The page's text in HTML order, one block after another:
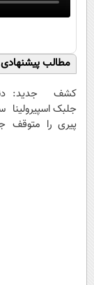
مطالب پیشنهادی
کشف جدید:
جلبک اسپیرولینا
پیری را متوقف